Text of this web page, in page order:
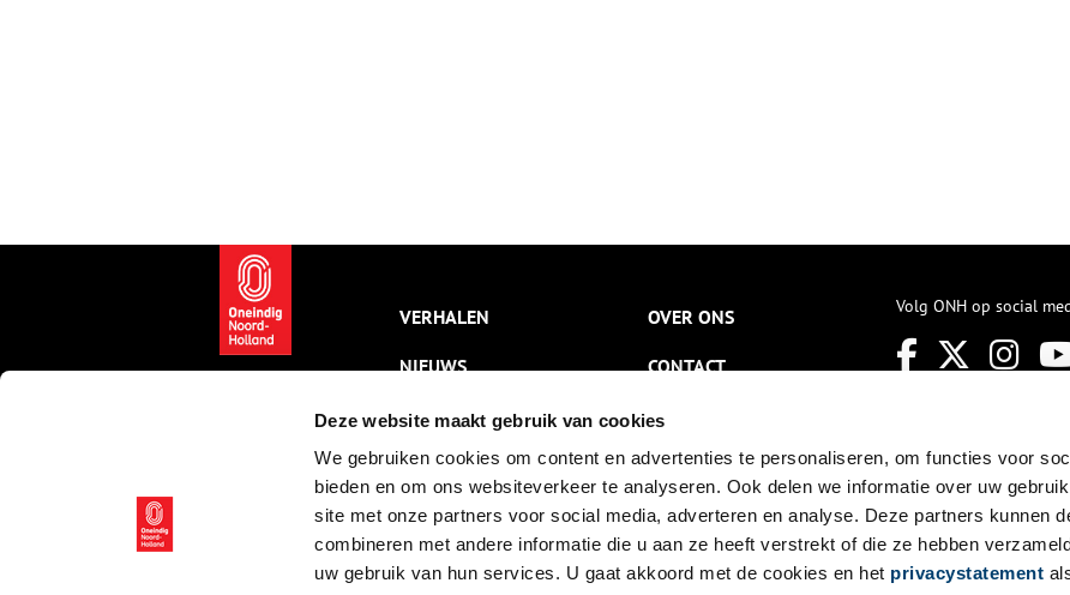
Deze website maakt gebruik van cookies
We gebruiken cookies om content en advertenties te personaliseren, om functies voor
bieden en om ons websiteverkeer te analyseren. Ook delen we informatie over uw
site met onze partners voor social media, adverteren en analyse. Deze partners kunnen
combineren met andere informatie die u aan ze heeft verstrekt of die ze hebben
uw gebruik van hun services. U gaat akkoord met de cookies en het privacystatement
VERHALEN
NIEUWS
KALENDER
THEMA’S
ACTIVITEITEN
VIDEO’S
OVER ONS
CONTACT
NIEUWSBRIEF
DISCLAIMER
PRIVACY
TOEGANKELIJKHEID
Volg ONH op social